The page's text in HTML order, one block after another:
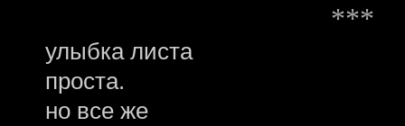
***
улыбка листа
проста.
но все же